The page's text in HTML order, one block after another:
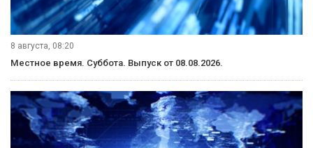
8 августа, 08:20
Местное время. Суббота. Выпуск от 08.08.2026.